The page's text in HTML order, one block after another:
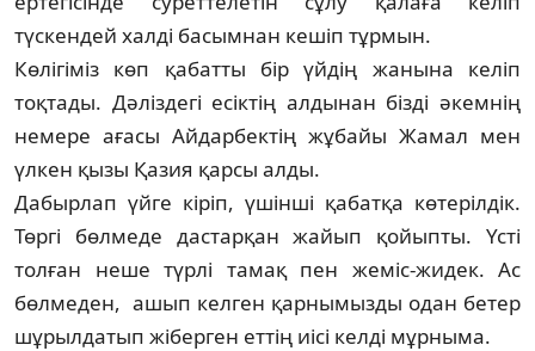
түскендей халді басымнан кешіп тұрмын.
Көлігіміз көп қабатты бір үйдің жанына келіп
тоқтады. Дәліздегі есіктің алдынан бізді әкемнің
немере ағасы Айдарбектің жұбайы Жамал мен
үлкен қызы Қазия қарсы алды.
Дабырлап үйге кіріп, үшінші қабатқа көтерілдік.
Төргі бөлмеде дастарқан жайып қойыпты. Үсті
толған неше түрлі тамақ пен жеміс-жидек. Ас
бөлмеден, ашып келген қарнымызды одан бетер
шұрылдатып жіберген еттің иісі келді мұрныма.